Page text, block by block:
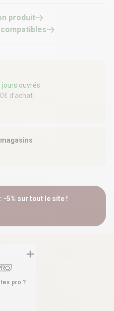
produit
jours ouvrés
d’achat.
-5% sur tout le site !
pro ?